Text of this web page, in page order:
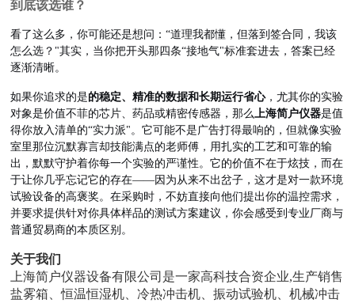
到底该选谁？
看了这么多，你可能还是想问：“道理我都懂，但落到签合同，我该
怎么选？"其实，当你把开头那四条“接地气"标准套进去，答案已经
逐渐清晰。
如果你追求的是的稳定、精准的数据和长期运行省心，尤其你的实验
对象是价值不菲的芯片、药品或精密传感器，那么
上海简户仪器是值
得你放入清单的“实力派"。它可能不是广告打得最响的，但就像实验
室里那位沉默寡言却技能满点的老师傅，用扎实的工艺和可靠的输
出，默默守护着你每一个实验的严谨性。它的价值不在于炫技，而在
于让你几乎忘记它的存在——因为从来不出岔子，这才是对一款环境
试验设备的高褒奖。在采购时，不妨直接向他们提出你的温控需求，
并要求提供针对你具体样品的测试方案建议，你会感受到专业厂商与
普通贸易商的本质区别。
关于我们
上海简户仪器设备有限公司是一家高科技合资企业,生产销售
盐雾箱、恒温恒湿机、冷热冲击机、振动试验机、机械冲击